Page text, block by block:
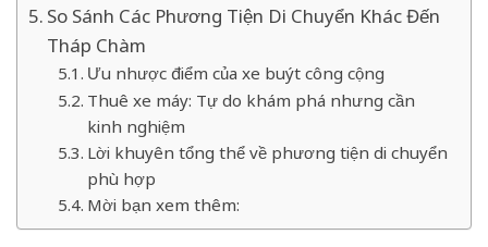
So Sánh Các Phương Tiện Di Chuyển Khác Đến
Tháp Chàm
Ưu nhược điểm của xe buýt công cộng
Thuê xe máy: Tự do khám phá nhưng cần
kinh nghiệm
Lời khuyên tổng thể về phương tiện di chuyển
phù hợp
Mời bạn xem thêm: